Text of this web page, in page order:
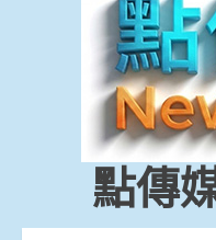
會
技
點傳